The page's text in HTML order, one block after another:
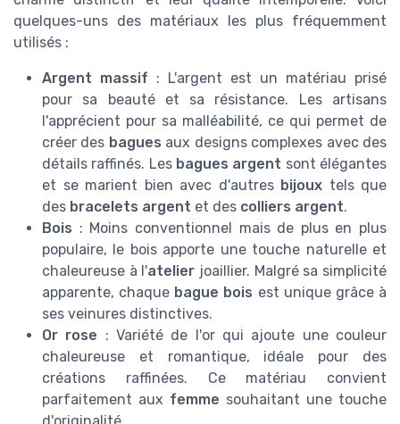
quelques-uns des matériaux les plus fréquemment
utilisés :
Argent massif : L'argent est un matériau prisé
pour sa beauté et sa résistance. Les artisans
l'apprécient pour sa malléabilité, ce qui permet de
créer des bagues aux designs complexes avec des
détails raffinés. Les bagues argent sont élégantes
et se marient bien avec d'autres bijoux tels que
des bracelets argent et des colliers argent.
Bois : Moins conventionnel mais de plus en plus
populaire, le bois apporte une touche naturelle et
chaleureuse à l'atelier joaillier. Malgré sa simplicité
apparente, chaque bague bois est unique grâce à
ses veinures distinctives.
Or rose : Variété de l'or qui ajoute une couleur
chaleureuse et romantique, idéale pour des
créations raffinées. Ce matériau convient
parfaitement aux femme souhaitant une touche